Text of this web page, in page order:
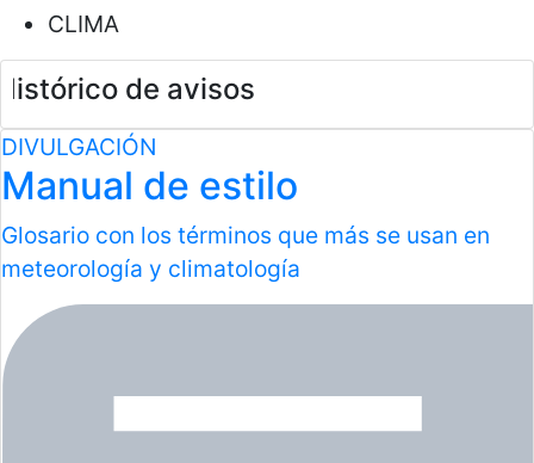
CLIMA
de avisos
DIVULGACIÓN
Manual de estilo
Glosario con los términos que más se usan en
meteorología y climatología